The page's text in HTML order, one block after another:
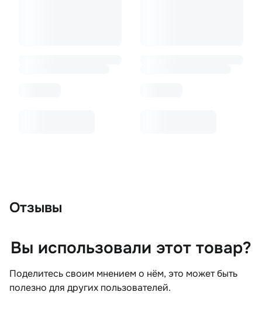
Отзывы
Вы использовали этот товар?
Поделитесь своим мнением о нём, это может быть
полезно для других пользователей.